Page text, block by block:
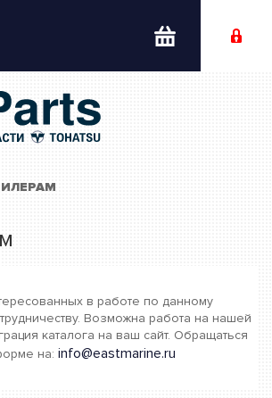
в работе по данному
Возможна работа на нашей
каталога на ваш сайт. Обращаться
на: info@eastmarine.ru